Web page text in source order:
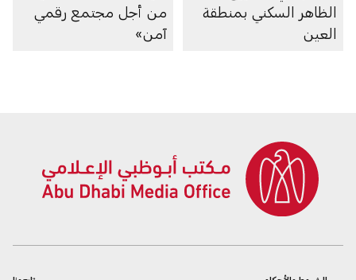
الظاهر السكني بمنطقة
العين
من أجل مجتمع رقمي
آمن»